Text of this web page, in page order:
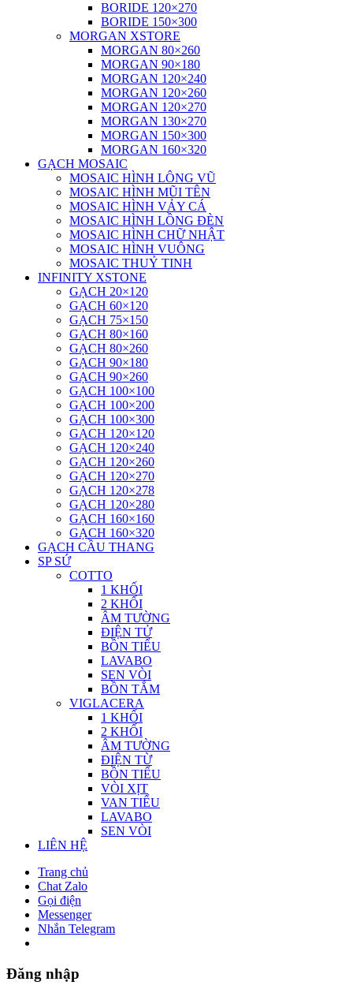
BORIDE 120×270
BORIDE 150×300
MORGAN XSTORE
MORGAN 80×260
MORGAN 90×180
MORGAN 120×240
MORGAN 120×260
MORGAN 120×270
MORGAN 130×270
MORGAN 150×300
MORGAN 160×320
GẠCH MOSAIC
MOSAIC HÌNH LÔNG VŨ
MOSAIC HÌNH MŨI TÊN
MOSAIC HÌNH VẢY CÁ
MOSAIC HÌNH LỒNG ĐÈN
MOSAIC HÌNH CHỮ NHẬT
MOSAIC HÌNH VUÔNG
MOSAIC THUỶ TINH
INFINITY XSTONE
GẠCH 20×120
GẠCH 60×120
GẠCH 75×150
GẠCH 80×160
GẠCH 80×260
GẠCH 90×180
GẠCH 90×260
GẠCH 100×100
GẠCH 100×200
GẠCH 100×300
GẠCH 120×120
GẠCH 120×240
GẠCH 120×260
GẠCH 120×270
GẠCH 120×278
GẠCH 120×280
GẠCH 160×160
GẠCH 160×320
GẠCH CẦU THANG
SP SỨ
COTTO
1 KHỐI
2 KHỐI
ÂM TƯỜNG
ĐIỆN TỬ
BỒN TIỂU
LAVABO
SEN VÒI
BỒN TẮM
VIGLACERA
1 KHỐI
2 KHỐI
ÂM TƯỜNG
ĐIỆN TỪ
BỒN TIỂU
VÒI XỊT
VAN TIỂU
LAVABO
SEN VÒI
LIÊN HỆ
Trang chủ
Chat Zalo
Gọi điện
Messenger
Nhắn Telegram
Đăng nhập